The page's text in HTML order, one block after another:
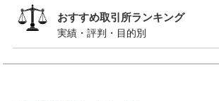
おすすめ取引所ランキング
実績・評判・目的別